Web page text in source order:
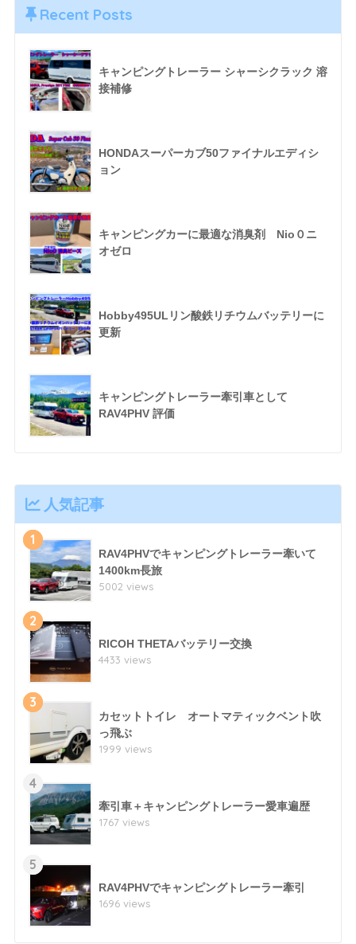
Recent Posts
キャンピングトレーラー シャーシクラック 溶
接補修
HONDAスーパーカブ50ファイナルエディシ
ョン
キャンピングカーに最適な消臭剤 Nio０ニ
オゼロ
Hobby495ULリン酸鉄リチウムバッテリーに
更新
キャンピングトレーラー牽引車として
RAV4PHV 評価
人気記事
1
RAV4PHVでキャンピングトレーラー牽いて
1400km長旅
5002 views
2
RICOH THETAバッテリー交換
4433 views
3
カセットトイレ オートマティックベント吹
っ飛ぶ
1999 views
4
牽引車＋キャンピングトレーラー愛車遍歴
1767 views
5
RAV4PHVでキャンピングトレーラー牽引
1696 views